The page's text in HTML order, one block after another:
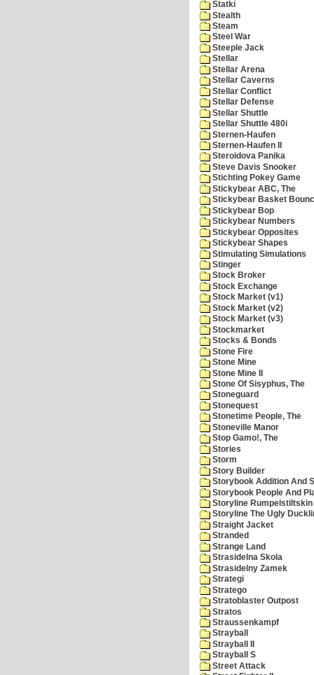
Statki
Stealth
Steam
Steel War
Steeple Jack
Stellar
Stellar Arena
Stellar Caverns
Stellar Conflict
Stellar Defense
Stellar Shuttle
Stellar Shuttle 480i
Sternen-Haufen
Sternen-Haufen II
Steroidova Panika
Steve Davis Snooker
Stichting Pokey Game
Stickybear ABC, The
Stickybear Basket
Stickybear Bop
Stickybear Numbers
Stickybear Opposites
Stickybear Shapes
Stimulating Simulations
Stinger
Stock Broker
Stock Exchange
Stock Market (v1)
Stock Market (v2)
Stock Market (v3)
Stockmarket
Stocks & Bonds
Stone Fire
Stone Mine
Stone Mine II
Stone Of Sisyphus, The
Stoneguard
Stonequest
Stonetime People, The
Stoneville Manor
Stop Gamo!, The
Stories
Storm
Story Builder
Storybook Addition And
Storybook People And
Storyline Rumpelstiltskin
Storyline The Ugly
Straight Jacket
Stranded
Strange Land
Strasidelna Skola
Strasidelny Zamek
Strategi
Stratego
Stratoblaster Outpost
Stratos
Straussenkampf
Strayball
Strayball II
Strayball S
Street Attack